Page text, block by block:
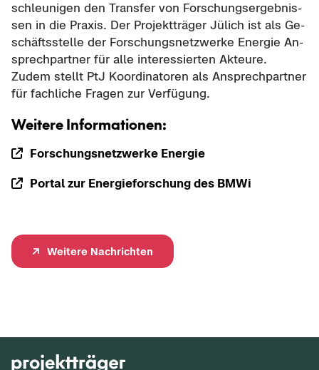
schleu­ni­gen den Trans­fer von For­schungs­er­geb­nis­
sen in die Pra­xis. Der Pro­jekt­trä­ger Jü­lich ist als Ge­
schäfts­stel­le der For­schungs­netz­wer­ke En­er­gie An­
sprech­part­ner für alle in­ter­es­sier­ten Ak­teu­re.
Zudem stellt PtJ Ko­or­di­na­to­ren als An­sprech­part­ner
für fach­li­che Fra­gen zur Ver­fü­gung.
Wei­te­re In­for­ma­tio­nen:
For­schungs­netz­wer­ke En­er­gie
Por­tal zur En­er­gie­for­schung des BMWi
Wei­te­re Nach­rich­ten